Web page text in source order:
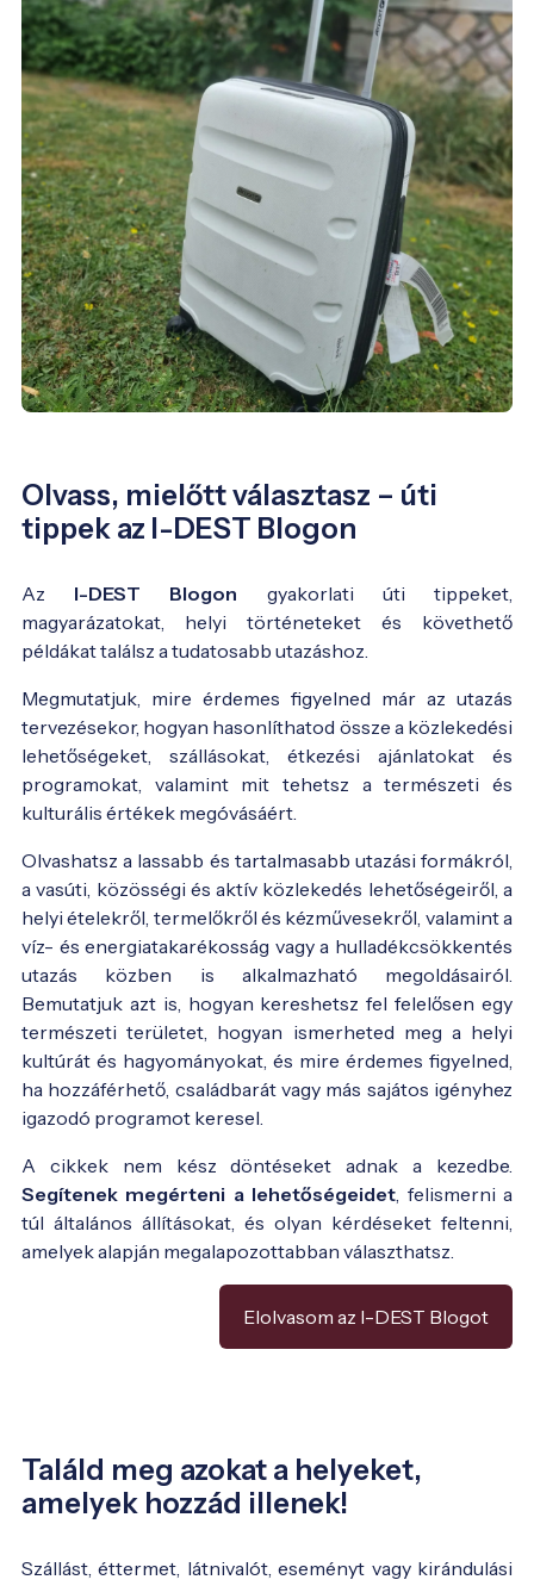
Olvass, mielőtt választasz – úti
tippek az I-DEST Blogon
Az I-DEST Blogon gyakorlati úti tippeket,
magyarázatokat, helyi történeteket és követhető
példákat találsz a tudatosabb utazáshoz.
Megmutatjuk, mire érdemes figyelned már az utazás
tervezésekor, hogyan hasonlíthatod össze a közlekedési
lehetőségeket, szállásokat, étkezési ajánlatokat és
programokat, valamint mit tehetsz a természeti és
kulturális értékek megóvásáért.
Olvashatsz a lassabb és tartalmasabb utazási formákról,
a vasúti, közösségi és aktív közlekedés lehetőségeiről, a
helyi ételekről, termelőkről és kézművesekről, valamint a
víz- és energiatakarékosság vagy a hulladékcsökkentés
utazás közben is alkalmazható megoldásairól.
Bemutatjuk azt is, hogyan kereshetsz fel felelősen egy
természeti területet, hogyan ismerheted meg a helyi
kultúrát és hagyományokat, és mire érdemes figyelned,
ha hozzáférhető, családbarát vagy más sajátos igényhez
igazodó programot keresel.
A cikkek nem kész döntéseket adnak a kezedbe.
Segítenek megérteni a lehetőségeidet , felismerni a
túl általános állításokat, és olyan kérdéseket feltenni,
amelyek alapján megalapozottabban választhatsz.
Elolvasom az I-DEST Blogot
Találd meg azokat a helyeket,
amelyek hozzád illenek!
Szállást, éttermet, látnivalót, eseményt vagy kirándulási